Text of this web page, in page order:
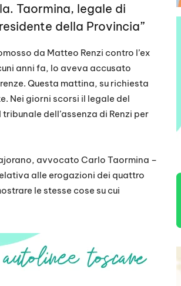
Taormina, legale di
della Provincia”
da Matteo Renzi contro l’ex
anni fa, lo aveva accusato
Questa mattina, su richiesta
Nei giorni scorsi il legale del
dell’assenza di Renzi per
avvocato Carlo Taormina –
alle erogazioni dei quattro
le stesse cose su cui